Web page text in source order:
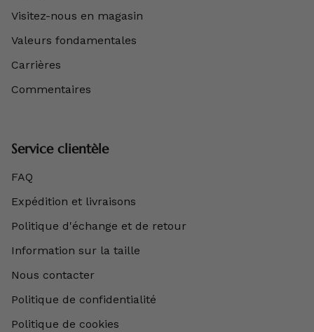
Visitez-nous en magasin
Valeurs fondamentales
Carrières
Commentaires
Service clientèle
FAQ
Expédition et livraisons
Politique d'échange et de retour
Information sur la taille
Nous contacter
Politique de confidentialité
Politique de cookies